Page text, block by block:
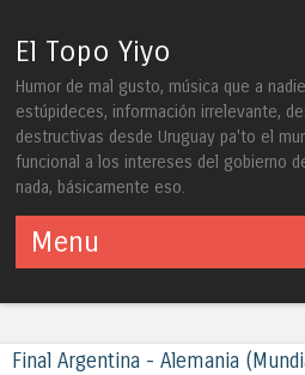
El Topo Yiyo
Humor de mal gusto, música que a
estúpideces, información irrelevante,
destructivas desde Uruguay pa'to el
funcional a los intereses del gobierno
nada, básicamente eso.
Menu
Final Argentina - Alemania